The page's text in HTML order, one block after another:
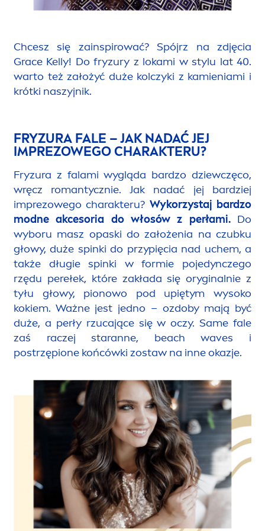
Chcesz się zainspirować? Spójrz na zdjęcia
Grace Kelly! Do fryzury z lokami w stylu lat 40.
warto też założyć duże kolczyki z kamieniami i
krótki naszyjnik.
FRYZURA FALE – JAK NADAĆ JEJ
IMPREZOWEGO CHARAKTERU?
Fryzura z falami wygląda bardzo dziewczęco,
wręcz romantycznie. Jak nadać jej bardziej
imprezowego charakteru? Wykorzystaj bardzo
modne akcesoria do włosów z perłami.Do
wyboru masz opaski do założenia na czubku
głowy, duże spinki do przypięcia nad uchem, a
także długie spinki w formie pojedynczego
rzędu perełek, które zakłada się oryginalnie z
tyłu głowy, pionowo pod upiętym wysoko
kokiem. Ważne jest jedno – ozdoby mają być
duże, a perły rzucające się w oczy. Same fale
zaś raczej staranne, beach waves i
postrzępione końcówki zostaw na inne okazje.